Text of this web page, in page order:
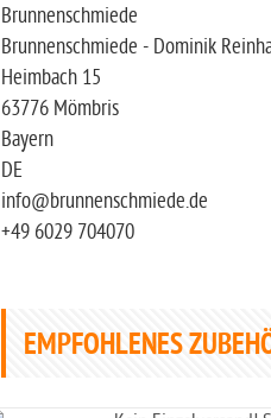
Brunnenschmiede
Brunnenschmiede - Dominik
Heimbach 15
63776 Mömbris
Bayern
DE
info@brunnenschmiede.de
+49 6029 704070
EMPFOHLENES